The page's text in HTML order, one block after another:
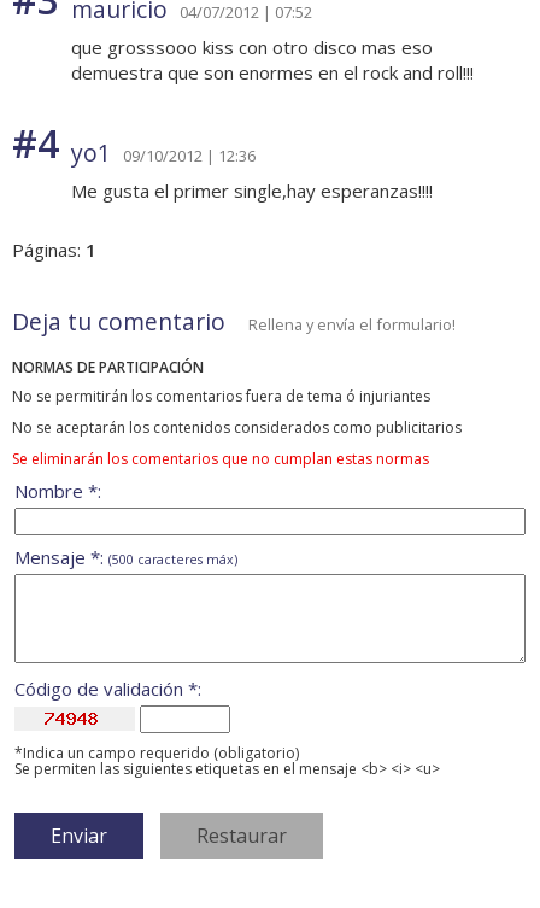
mauricio 04/07/2012 | 07:52
que grosssooo kiss con otro disco mas eso
demuestra que son enormes en el rock and roll!!!
#4 yo1 09/10/2012 | 12:36
Me gusta el primer single,hay esperanzas!!!!
Páginas: 1
Deja tu comentario Rellena y envía el formulario!
NORMAS DE PARTICIPACIÓN
No se permitirán los comentarios fuera de tema ó injuriantes
No se aceptarán los contenidos considerados como publicitarios
Se eliminarán los comentarios que no cumplan estas normas
Nombre *:
Mensaje *: (500 caracteres máx)
Código de validación *:
*Indica un campo requerido (obligatorio)
Se permiten las siguientes etiquetas en el mensaje <b> <i> <u>